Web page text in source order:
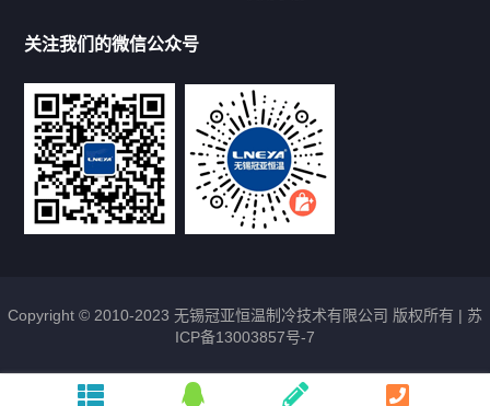
13912479193
关注我们的微信公众号
Copyright © 2010-2023 无锡冠亚恒温制冷技术有限公司 版权所有 | 苏
ICP备13003857号-7